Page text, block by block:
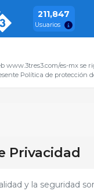
211,847
Usuarios
www.3tres3.com/es-mx se
Política de protección
Privacidad
y la seguridad